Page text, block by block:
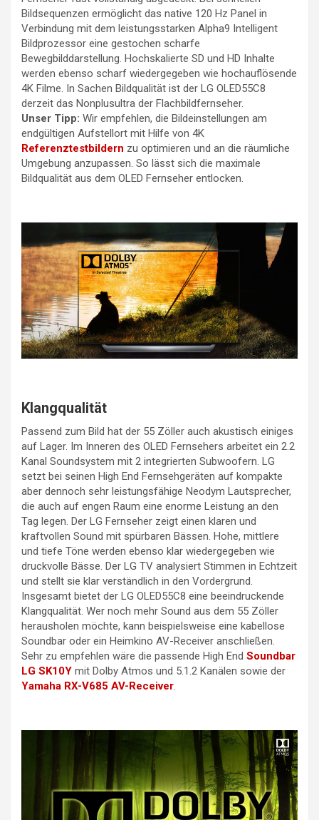
Bildsequenzen ermöglicht das native 120 Hz Panel in
Verbindung mit dem leistungsstarken Alpha9 Intelligent
Bildprozessor eine gestochen scharfe
Bewegbilddarstellung. Hochskalierte SD und HD Inhalte
werden ebenso scharf wiedergegeben wie hochauflösende
4K Filme. In Sachen Bildqualität ist der LG OLED55C8
derzeit das Nonplusultra der Flachbildfernseher.
Unser Tipp: Wir empfehlen, die Bildeinstellungen am
endgültigen Aufstellort mit Hilfe von 4K
Referenztestbildern zu optimieren und an die räumliche
Umgebung anzupassen. So lässt sich die maximale
Bildqualität aus dem OLED Fernseher entlocken.
Klangqualität
Passend zum Bild hat der 55 Zöller auch akustisch einiges
auf Lager. Im Inneren des OLED Fernsehers arbeitet ein 2.2
Kanal Soundsystem mit 2 integrierten Subwoofern. LG
setzt bei seinen High End Fernsehgeräten auf kompakte
aber dennoch sehr leistungsfähige Neodym Lautsprecher,
die auch auf engen Raum eine enorme Leistung an den
Tag legen. Der LG Fernseher zeigt einen klaren und
kraftvollen Sound mit spürbaren Bässen. Hohe, mittlere
und tiefe Töne werden ebenso klar wiedergegeben wie
druckvolle Bässe. Der LG TV analysiert Stimmen in Echtzeit
und stellt sie klar verständlich in den Vordergrund.
Insgesamt bietet der LG OLED55C8 eine beeindruckende
Klangqualität. Wer noch mehr Sound aus dem 55 Zöller
herausholen möchte, kann beispielsweise eine kabellose
Soundbar oder ein Heimkino AV-Receiver anschließen.
Sehr zu empfehlen wäre die passende High End Soundbar
LG SK10Y mit Dolby Atmos und 5.1.2 Kanälen sowie der
Yamaha RX-V685 AV-Receiver.